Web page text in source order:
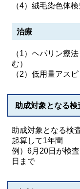
（4）絨毛染色体
治療
（1）ヘパリン療
む）
（2）低用量アス
助成対象となる検
助成対象となる検
起算して1年間
例）6月20日が検
日まで